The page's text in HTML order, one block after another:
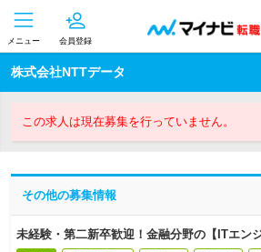
メニュー 会員登録
株式会社NTTデータ
この求人は現在募集を行っていません。
その他の募集情報
未経験・第二新卒歓迎！金融分野の【ITエン